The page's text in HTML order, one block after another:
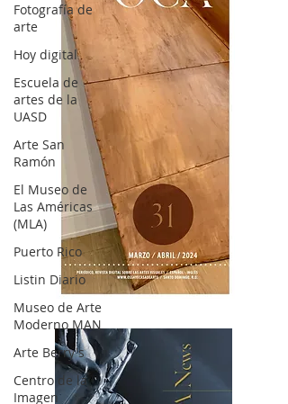
Fotografía de
arte
Hoy digital
Escuela de
artes de la
UASD
Arte San
Ramón
El Museo de
Las Américas
(MLA)
Puerto Rico
Listin Diario
Museo de Arte
Moderno MAN
Arte Berry's
Centro de la
Imagen
OCA|News 31 / Marzo-Abril / 2024